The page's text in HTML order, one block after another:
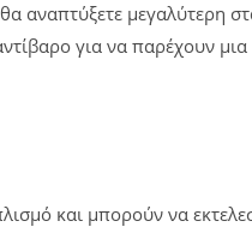
αναπτύξετε μεγαλύτερη
για να παρέχουν
και μπορούν να